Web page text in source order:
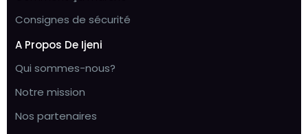
Consignes de sécurité
A Propos De Ijeni
Qui sommes-nous?
Notre mission
Nos partenaires